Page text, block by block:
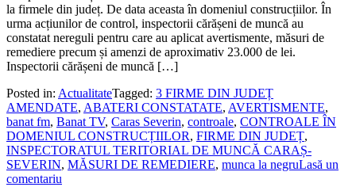
la firmele din județ. De data aceasta în domeniul construcțiilor. În
urma acțiunilor de control, inspectorii cărășeni de muncă au
constatat nereguli pentru care au aplicat avertismente, măsuri de
remediere precum și amenzi de aproximativ 23.000 de lei.
Inspectorii cărășeni de muncă […]
Posted in: ActualitateTagged: 3 FIRME DIN JUDEȚ
AMENDATE, ABATERI CONSTATATE, AVERTISMENTE,
banat fm, Banat TV, Caras Severin, controale, CONTROALE ÎN
DOMENIUL CONSTRUCȚIILOR, FIRME DIN JUDEȚ,
INSPECTORATUL TERITORIAL DE MUNCĂ CARAȘ-
SEVERIN, MĂSURI DE REMEDIERE, munca la negruLasă un
comentariu